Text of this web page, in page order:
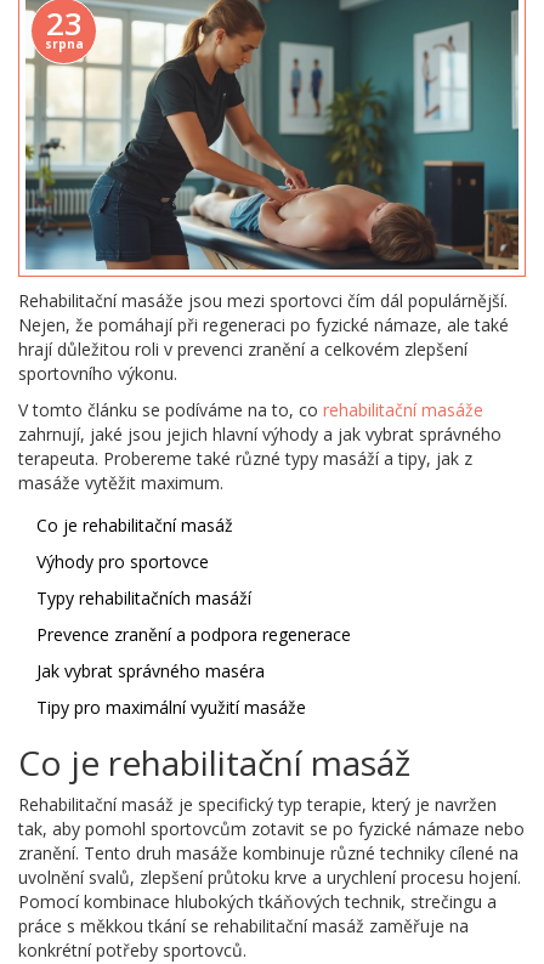
23
srpna
Rehabilitační masáže jsou mezi sportovci čím dál populárnější.
Nejen, že pomáhají při regeneraci po fyzické námaze, ale také
hrají důležitou roli v prevenci zranění a celkovém zlepšení
sportovního výkonu.
V tomto článku se podíváme na to, co rehabilitační masáže
zahrnují, jaké jsou jejich hlavní výhody a jak vybrat správného
terapeuta. Probereme také různé typy masáží a tipy, jak z
masáže vytěžit maximum.
Co je rehabilitační masáž
Výhody pro sportovce
Typy rehabilitačních masáží
Prevence zranění a podpora regenerace
Jak vybrat správného maséra
Tipy pro maximální využití masáže
Co je rehabilitační masáž
Rehabilitační masáž je specifický typ terapie, který je navržen
tak, aby pomohl sportovcům zotavit se po fyzické námaze nebo
zranění. Tento druh masáže kombinuje různé techniky cílené na
uvolnění svalů, zlepšení průtoku krve a urychlení procesu hojení.
Pomocí kombinace hlubokých tkáňových technik, strečingu a
práce s měkkou tkání se rehabilitační masáž zaměřuje na
konkrétní potřeby sportovců.